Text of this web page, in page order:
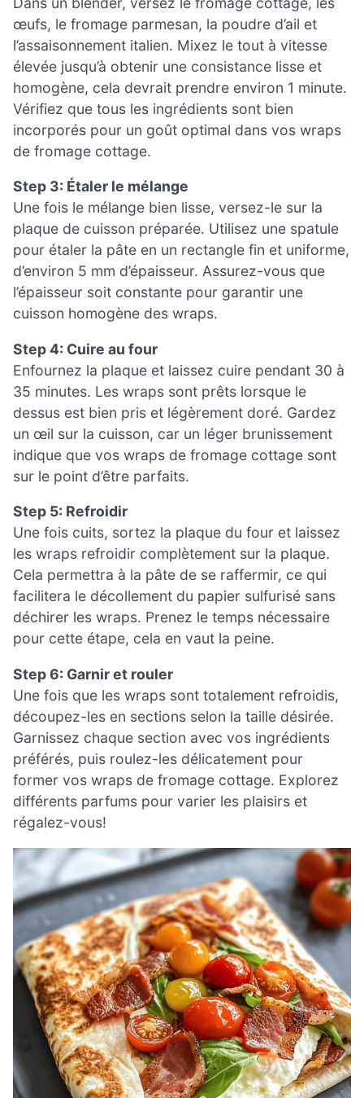
œufs, le fromage parmesan, la poudre d’ail et
l’assaisonnement italien. Mixez le tout à vitesse
élevée jusqu’à obtenir une consistance lisse et
homogène, cela devrait prendre environ 1 minute.
Vérifiez que tous les ingrédients sont bien
incorporés pour un goût optimal dans vos wraps
de fromage cottage.
Step 3: Étaler le mélange
Une fois le mélange bien lisse, versez-le sur la
plaque de cuisson préparée. Utilisez une spatule
pour étaler la pâte en un rectangle fin et uniforme,
d’environ 5 mm d’épaisseur. Assurez-vous que
l’épaisseur soit constante pour garantir une
cuisson homogène des wraps.
Step 4: Cuire au four
Enfournez la plaque et laissez cuire pendant 30 à
35 minutes. Les wraps sont prêts lorsque le
dessus est bien pris et légèrement doré. Gardez
un œil sur la cuisson, car un léger brunissement
indique que vos wraps de fromage cottage sont
sur le point d’être parfaits.
Step 5: Refroidir
Une fois cuits, sortez la plaque du four et laissez
les wraps refroidir complètement sur la plaque.
Cela permettra à la pâte de se raffermir, ce qui
facilitera le décollement du papier sulfurisé sans
déchirer les wraps. Prenez le temps nécessaire
pour cette étape, cela en vaut la peine.
Step 6: Garnir et rouler
Une fois que les wraps sont totalement refroidis,
découpez-les en sections selon la taille désirée.
Garnissez chaque section avec vos ingrédients
préférés, puis roulez-les délicatement pour
former vos wraps de fromage cottage. Explorez
différents parfums pour varier les plaisirs et
régalez-vous!